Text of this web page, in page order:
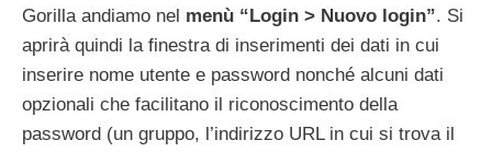
Gorilla andiamo nel menù “Login > Nuovo login”. Si
aprirà quindi la finestra di inserimenti dei dati in cui
inserire nome utente e password nonché alcuni dati
opzionali che facilitano il riconoscimento della
password (un gruppo, l’indirizzo URL in cui si trova il